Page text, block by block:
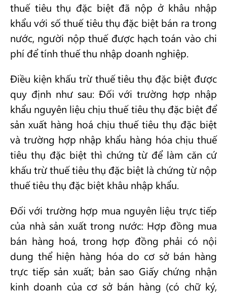
thuế tiêu thụ đặc biệt đã nộp ở khâu nhập
khẩu với số thuế tiêu thụ đặc biệt bán ra trong
nước, người nộp thuế được hạch toán vào chi
phí để tính thuế thu nhập doanh nghiệp.
Điều kiện khấu trừ thuế tiêu thụ đặc biệt được
quy định như sau: Đối với trường hợp nhập
khẩu nguyên liệu chịu thuế tiêu thụ đặc biệt để
sản xuất hàng hoá chịu thuế tiêu thụ đặc biệt
và trường hợp nhập khẩu hàng hóa chịu thuế
tiêu thụ đặc biệt thì chứng từ để làm căn cứ
khấu trừ thuế tiêu thụ đặc biệt là chứng từ nộp
thuế tiêu thụ đặc biệt khâu nhập khẩu.
Đối với trường hợp mua nguyên liệu trực tiếp
của nhà sản xuất trong nước: Hợp đồng mua
bán hàng hoá, trong hợp đồng phải có nội
dung thể hiện hàng hóa do cơ sở bán hàng
trực tiếp sản xuất; bản sao Giấy chứng nhận
kinh doanh của cơ sở bán hàng (có chữ ký,